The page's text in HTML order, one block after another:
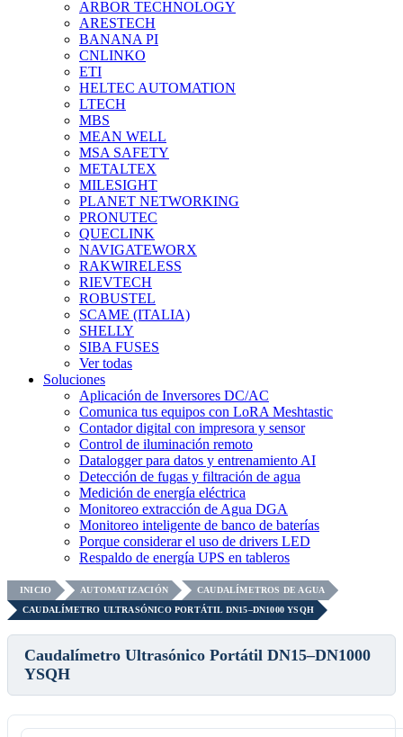
ARBOR TECHNOLOGY
ARESTECH
BANANA PI
CNLINKO
ETI
HELTEC AUTOMATION
LTECH
MBS
MEAN WELL
MSA SAFETY
METALTEX
MILESIGHT
PLANET NETWORKING
PRONUTEC
QUECLINK
NAVIGATEWORX
RAKWIRELESS
RIEVTECH
ROBUSTEL
SCAME (ITALIA)
SHELLY
SIBA FUSES
Ver todas
Soluciones
Aplicación de Inversores DC/AC
Comunica tus equipos con LoRA Meshtastic
Contador digital con impresora y sensor
Control de iluminación remoto
Datalogger para datos y entrenamiento AI
Detección de fugas y filtración de agua
Medición de energía eléctrica
Monitoreo extracción de Agua DGA
Monitoreo inteligente de banco de baterías
Porque considerar el uso de drivers LED
Respaldo de energía UPS en tableros
INICIO AUTOMATIZACIÓN
CAUDALÍMETROS DE AGUA
CAUDALÍMETRO ULTRASÓNICO PORTÁTIL DN15–DN1000 YSQH
Caudalímetro Ultrasónico Portátil DN15–DN1000
YSQH